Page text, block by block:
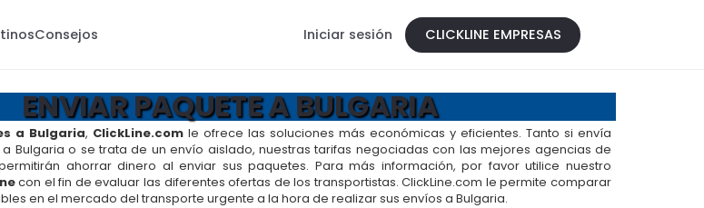
Consejos Iniciar sesión CLICKLINE EMPRESAS
ENVIAR PAQUETE A BULGARIA
a Bulgaria, ClickLine.com le ofrece las soluciones más económicas y eficientes. Tanto si envía
Bulgaria o se trata de un envío aislado, nuestras tarifas negociadas con las mejores agencias de
ahorrar dinero al enviar sus paquetes. Para más información, por favor utilice nuestro
con el fin de evaluar las diferentes ofertas de los transportistas. ClickLine.com le permite comparar
en el mercado del transporte urgente a la hora de realizar sus envíos a Bulgaria.